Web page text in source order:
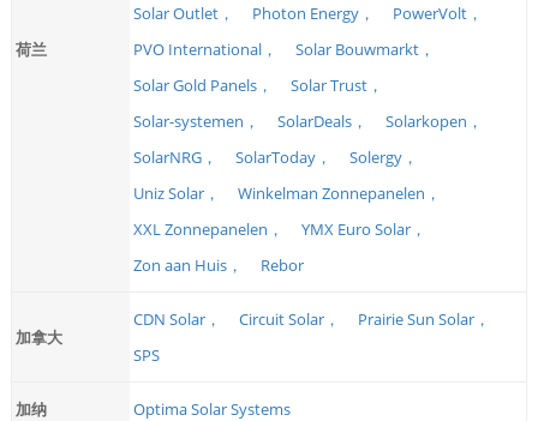
荷兰
Solar Outlet，
Photon Energy，
PowerVolt，
PVO International，
Solar Bouwmarkt，
Solar Gold Panels，
Solar Trust，
Solar-systemen，
SolarDeals，
Solarkopen，
SolarNRG，
SolarToday，
Solergy，
Uniz Solar，
Winkelman Zonnepanelen，
XXL Zonnepanelen，
YMX Euro Solar，
Zon aan Huis，
Rebor
加拿大
CDN Solar， Circuit Solar，
Prairie Sun Solar，
SPS
加纳 Optima Solar Systems